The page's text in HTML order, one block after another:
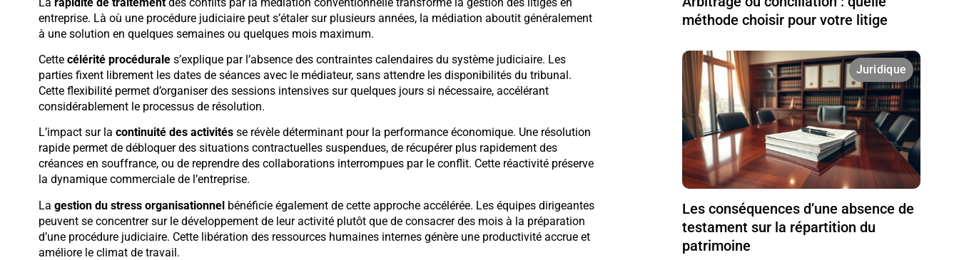
entreprise. Là où une procédure judiciaire peut s’étaler sur plusieurs années, la médiation aboutit généralement
à une solution en quelques semaines ou quelques mois maximum.
Cette célérité procédurales’explique par l’absence des contraintes calendaires du système judiciaire. Les
parties fixent librement les dates de séances avec le médiateur, sans attendre les disponibilités du tribunal.
Cette flexibilité permet d’organiser des sessions intensives sur quelques jours si nécessaire, accélérant
considérablement le processus de résolution.
L’impact sur la continuité des activitésse révèle déterminant pour la performance économique. Une résolution
rapide permet de débloquer des situations contractuelles suspendues, de récupérer plus rapidement des
créances en souffrance, ou de reprendre des collaborations interrompues par le conflit. Cette réactivité préserve
la dynamique commerciale de l’entreprise.
La gestion du stress organisationnelbénéficie également de cette approche accélérée. Les équipes dirigeantes
peuvent se concentrer sur le développement de leur activité plutôt que de consacrer des mois à la préparation
d’une procédure judiciaire. Cette libération des ressources humaines internes génère une productivité accrue et
améliore le climat de travail.
méthode choisir pour votre litige
Juridique
Les conséquences d’une absence de
testament sur la répartition du
patrimoine